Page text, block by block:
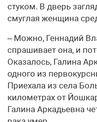
стуком. В дверь
смуглая женщина
– Можно, Геннадий
спрашивает она, и
Оказалось, Галина
одного из
Приехала из села
километрах от
Галина Аркадьевна